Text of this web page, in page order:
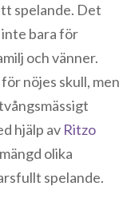
spelande. Det
inte bara för
och vänner.
nöjes skull, men
hjälp av Ritzo
olika
spelande.